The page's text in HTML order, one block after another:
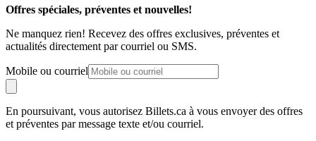
Offres spéciales, préventes et nouvelles!
Ne manquez rien! Recevez des offres exclusives, préventes et
actualités directement par courriel ou SMS.
Mobile ou courriel
En poursuivant, vous autorisez Billets.ca à vous envoyer des offres
et préventes par message texte et/ou courriel.